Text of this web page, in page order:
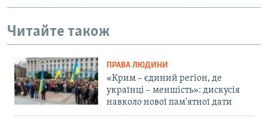
Читайте також
ПРАВА ЛЮДИНИ
«Крим – єдиний регіон, де
українці – меншість»: дискусія
навколо нової пам'ятної дати